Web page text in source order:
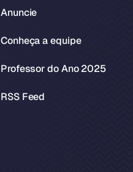
Anuncie
Conheça a equipe
Professor do Ano 2025
RSS Feed